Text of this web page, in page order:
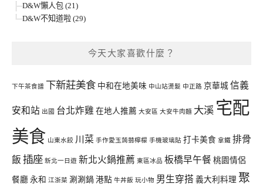
D&W懶人包 (21)
D&W不知道啦 (29)
今天大家喜歡什麼？
下午茶食譜 下新莊美食 中和在地美味 中山站燙髮 中正路 京華城 信義
安和站 出國 台北炸雞 在地人推薦 大安區 大安牛肉麵 大溪 宅配
美食 山東水餃 川菜 手作愛玉蒟蒻檸檬 手機玻璃貼 打卡美食 拿鐵 排骨
飯 插座 新北一日遊 新北火鍋推薦 東區冰品 板橋早午餐 桃園情侶
餐廳 永和 江浙菜 涮涮鍋 港點 牛丼飯 玩小物 男生穿搭 義大利料理 聚